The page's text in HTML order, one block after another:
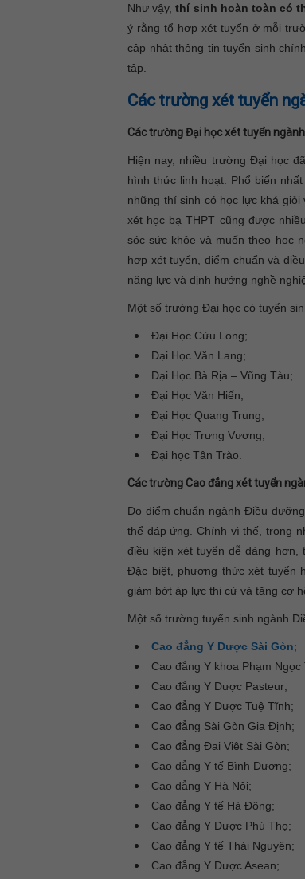
Như vậy,thí sinh hoàn toàn có
ý rằng tổ hợp xét tuyển ở mỗi
cập nhật thông tin tuyển sinh
tập.
Các trường xét tuyển
Các trường Đại học xét tuyển
Hiện nay, nhiều trường Đại học
hình thức linh hoạt. Phổ biến
những thí sinh có học lực khá
xét học bạ THPT cũng được
sóc sức khỏe và muốn theo học
hợp xét tuyển, điểm chuẩn và
năng lực và định hướng nghề
Một số trường Đại học có tuyển
Đại Học Cửu Long;
Đại Học Văn Lang;
Đại Học Bà Rịa – Vũng Tàu;
Đại Học Văn Hiến;
Đại Học Quang Trung;
Đại Học Trưng Vương;
Đại học Tân Trào.
Các trường Cao đẳng xét tuyển
Do điểm chuẩn ngành Điều
thể đáp ứng. Chính vì thế, trong
điều kiện xét tuyển dễ dàng hơn,
Đặc biệt, phương thức xét tuyển
giảm bớt áp lực thi cử và tăng cơ
Một số trường tuyển sinh ngành
Cao đẳng Y Dược Sài Gòn;
Cao đẳng Y khoa Phạm Ngọc
Cao đẳng Y Dược Pasteur;
Cao đẳng Y Dược Tuệ Tĩnh;
Cao đẳng Sài Gòn Gia Định;
Cao đẳng Đại Việt Sài Gòn;
Cao đẳng Y tế Bình Dương;
Cao đẳng Y Hà Nội;
Cao đẳng Y tế Hà Đông;
Cao đẳng Y Dược Phú Thọ;
Cao đẳng Y tế Thái Nguyên;
Cao đẳng Y Dược Asean;